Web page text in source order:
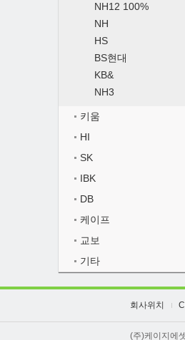
NH12 100%
NH
HS
BS현대
KB&
NH3
키움
HI
SK
IBK
DB
케이프
교보
기타
회사위치
(주)케이지에